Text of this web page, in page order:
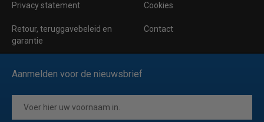
Privacy statement Cookies
Retour, teruggavebeleid en
garantie
Contact
Aanmelden voor de nieuwsbrief